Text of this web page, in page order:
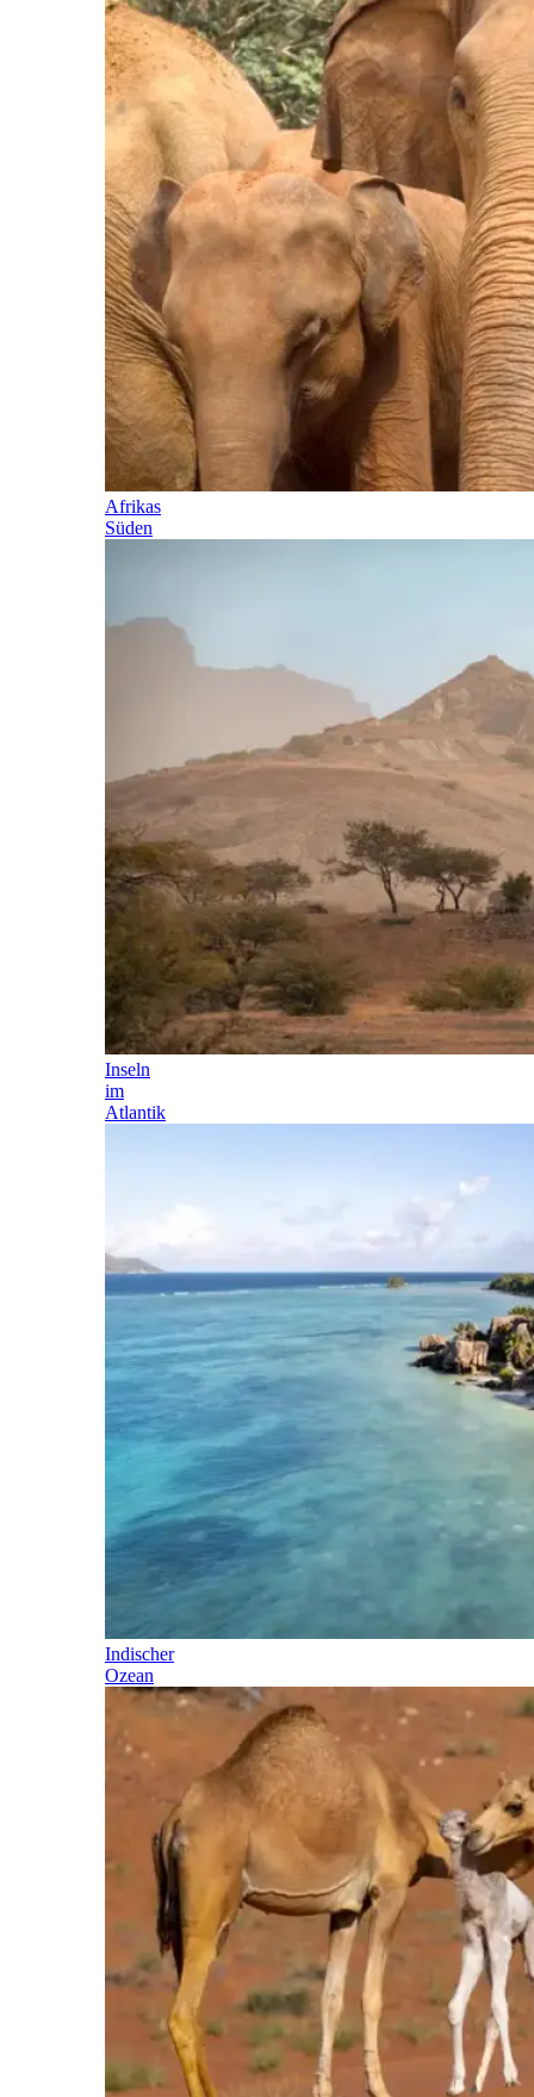
Afrikas
Süden
Inseln
im
Atlantik
Indischer
Ozean